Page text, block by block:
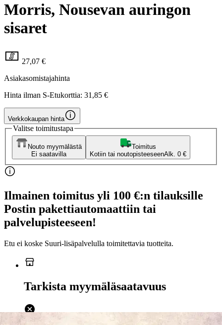
Morris, Nousevan auringon
sisaret
27,07 €
Asiakasomistajahinta
Hinta ilman S-Etukorttia: 31,85 €
Verkkokaupan hinta
Valitse toimitustapa
Nouto myymälästä
Ei saatavilla
Toimitus
Kotiin tai noutopisteeseenAlk. 0 €
Ilmainen toimitus yli 100 €:n tilauksille
Postin pakettiautomaattiin tai
palvelupisteeseen!
Etu ei koske Suuri‑lisäpalvelulla toimitettavia tuotteita.
Tarkista myymäläsaatavuus